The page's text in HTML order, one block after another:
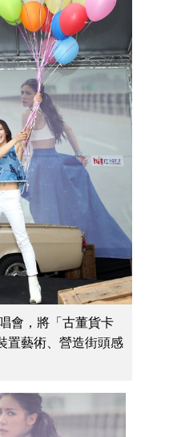
會，將「古董貨卡
置藝術、營造街頭感